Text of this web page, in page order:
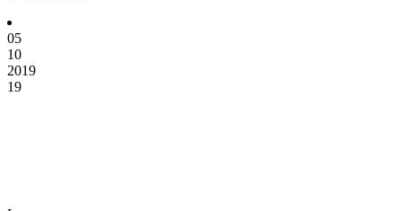
05
10
2019
19